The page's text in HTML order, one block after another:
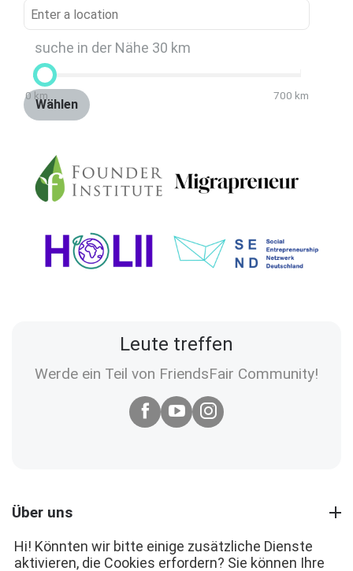
suche in der Nähe 30 km
0km 700 km
Wählen
Leute treffen
Werde ein Teil von FriendsFair Community!
Über uns
Hi! Könnten wir bitte einige zusätzliche Dienste
aktivieren, die Cookies erfordern? Sie können Ihre